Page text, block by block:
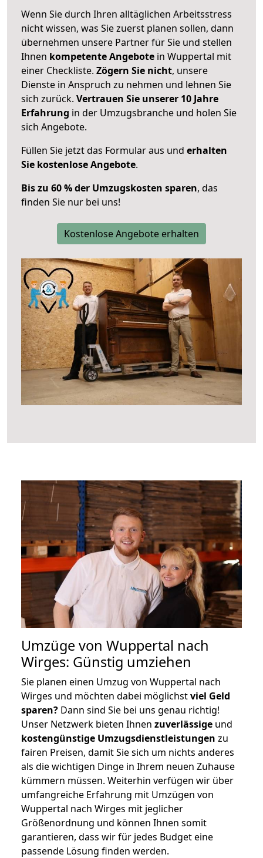
Wenn Sie durch Ihren alltäglichen Arbeitsstress
nicht wissen, was Sie zuerst planen sollen, dann
übernehmen unsere Partner für Sie und stellen
Ihnen kompetente Angebote in Wuppertal mit
einer Checkliste. Zögern Sie nicht, unsere
Dienste in Anspruch zu nehmen und lehnen Sie
sich zurück. Vertrauen Sie unserer 10 Jahre
Erfahrung in der Umzugsbranche und holen Sie
sich Angebote.
Füllen Sie jetzt das Formular aus und erhalten
Sie kostenlose Angebote.
Bis zu 60 % der Umzugskosten sparen, das
finden Sie nur bei uns!
Kostenlose Angebote erhalten
Umzüge von Wuppertal nach
Wirges: Günstig umziehen
Sie planen einen Umzug von Wuppertal nach
Wirges und möchten dabei möglichstviel Geld
sparen? Dann sind Sie bei uns genau richtig!
Unser Netzwerk bieten Ihnen zuverlässige und
kostengünstige Umzugsdienstleistungen zu
fairen Preisen, damit Sie sich um nichts anderes
als die wichtigen Dinge in Ihrem neuen Zuhause
kümmern müssen. Weiterhin verfügen wir über
umfangreiche Erfahrung mit Umzügen von
Wuppertal nach Wirges mit jeglicher
Größenordnung und können Ihnen somit
garantieren, dass wir für jedes Budget eine
passende Lösung finden werden.